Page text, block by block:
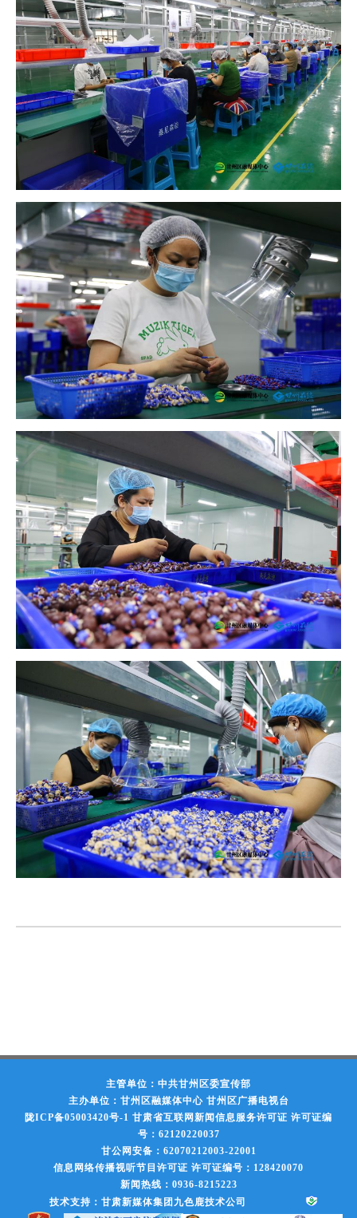
主管单位：中共甘州区委宣传部
主办单位：甘州区融媒体中心 甘州区广播电视台
陇ICP备05003420号-1 甘肃省互联网新闻信息服务许可证 许可证编
号：62120220037
甘公网安备：62070212003-22001
信息网络传播视听节目许可证 许可证编号：128420070
新闻热线：0936-8215223
技术支持：甘肃新媒体集团九色鹿技术公司